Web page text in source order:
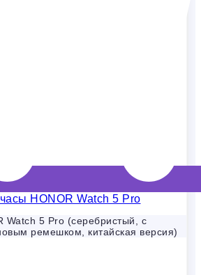
Watch 5 Pro (серебристый, с
ремешком, китайская версия)